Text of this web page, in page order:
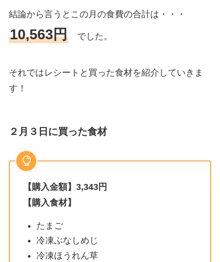
結論から言うとこの月の食費の合計は・・・
10,563円でした。
それではレシートと買った食材を紹介していきま
す！
２月３日に買った食材
【購入金額】3,343円
【購入食材】
たまご
冷凍ぶなしめじ
冷凍ほうれん草